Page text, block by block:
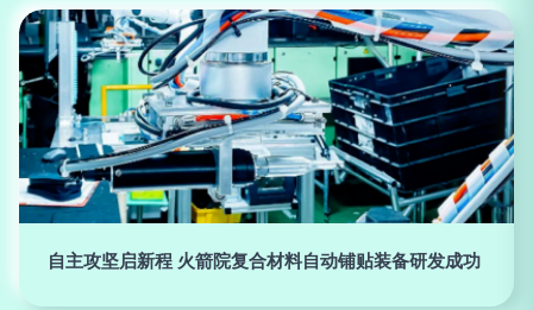
自主攻坚启新程 火箭院复合材料自动铺贴装备研发成功